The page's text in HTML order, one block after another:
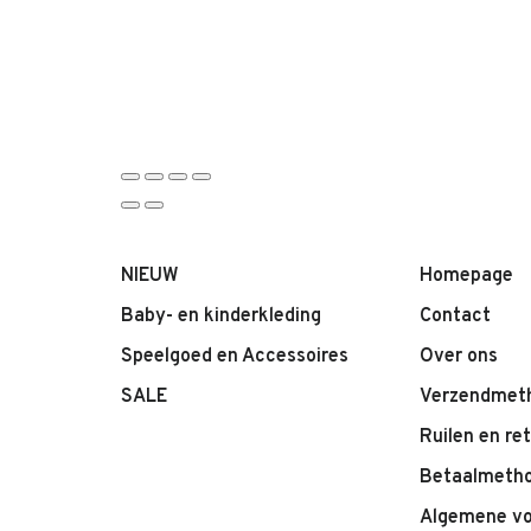
NIEUW
Baby- en kinderkleding
Speelgoed en Accessoires
SALE
Homepage
Contact
Over ons
Ruilen en
Algemene